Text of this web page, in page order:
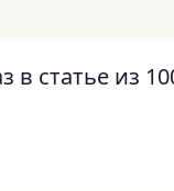
статье из